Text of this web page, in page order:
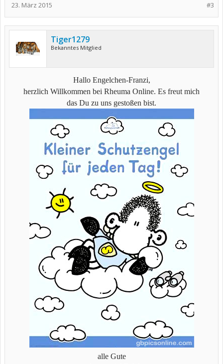
#3
23. März 2015
Tiger1279
Bekanntes Mitglied
Hallo Engelchen-Franzi,
herzlich Willkommen bei Rheuma Online. Es freut mich
das Du zu uns gestoßen bist.
alle Gute